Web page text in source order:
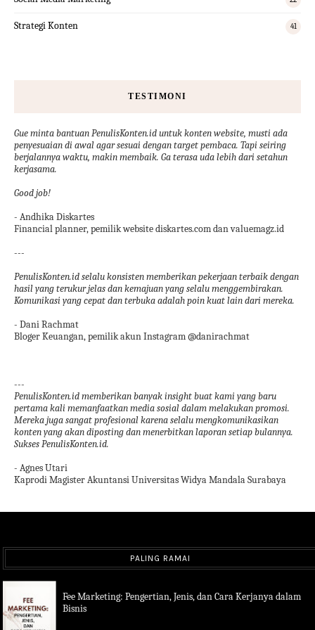
Strategi Konten 41
TESTIMONI
Gue minta bantuan PenulisKonten.id untuk konten website, musti ada
penyesuaian di awal agar sesuai dengan target pembaca. Tapi seiring
berjalannya waktu, makin membaik. Ga terasa uda lebih dari setahun
kerjasama.
Good job!
- Andhika Diskartes
Financial planner, pemilik website diskartes.com dan valuemagz.id
---
PenulisKonten.id selalu konsisten memberikan pekerjaan terbaik dengan
hasil yang terukur jelas dan kemajuan yang selalu menggembirakan.
Komunikasi yang cepat dan terbuka adalah poin kuat lain dari mereka.
- Dani Rachmat
Bloger Keuangan, pemilik akun Instagram @danirachmat
---
PenulisKonten.id memberikan banyak insight buat kami yang baru
pertama kali memanfaatkan media sosial dalam melakukan promosi.
Mereka juga sangat profesional karena selalu mengkomunikasikan
konten yang akan diposting dan menerbitkan laporan setiap bulannya.
Sukses PenulisKonten.id.
- Agnes Utari
Kaprodi Magister Akuntansi Universitas Widya Mandala Surabaya
PALING RAMAI
Fee Marketing: Pengertian, Jenis, dan Cara Kerjanya dalam
Bisnis